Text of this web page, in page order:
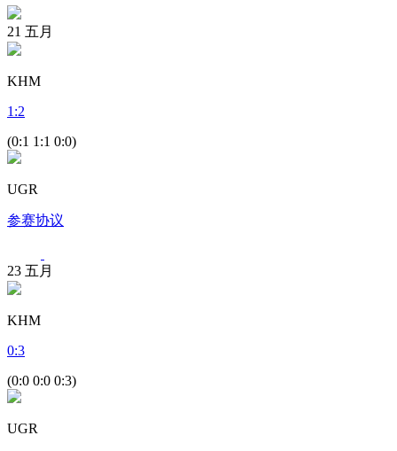
21 五月
KHM
1 :2
(0:1 1:1 0:0)
UGR
参赛协议
23 五月
KHM
0:3
(0:0 0:0 0:3)
UGR